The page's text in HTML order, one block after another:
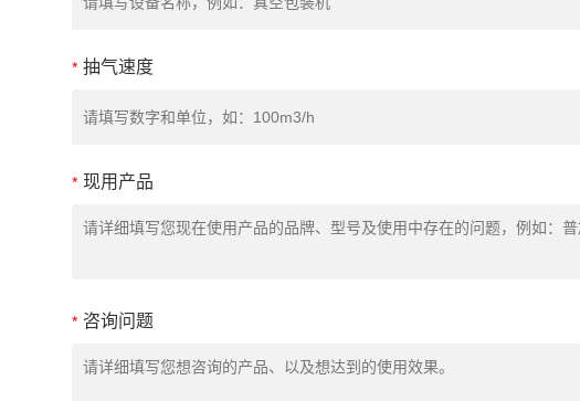
* 抽气速度
* 现用产品
* 咨询问题